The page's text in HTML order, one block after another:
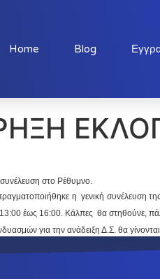
Home Blog
στο Ρέθυμνο.
η γενική συνέλευση
έως 16:00. Κάλπες θα στηθούνε,
για την ανάδειξη Δ.Σ. θα